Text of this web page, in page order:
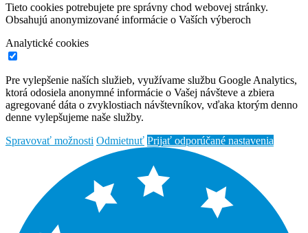
Tieto cookies potrebujete pre správny chod webovej stránky.
Obsahujú anonymizované informácie o Vaších výberoch
Analytické cookies
Pre vylepšenie naších služieb, využívame službu Google Analytics,
ktorá odosiela anonymné informácie o Vašej návšteve a zbiera
agregované dáta o zvyklostiach návštevníkov, vďaka ktorým denno
denne vylepšujeme naše služby.
Spravovať možnosti Odmietnuť Prijať odporúčané nastavenia